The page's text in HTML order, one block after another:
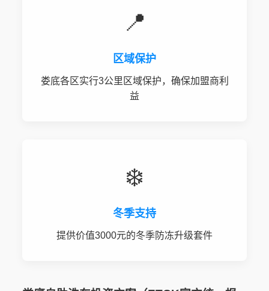
📍
区域保护
娄底各区实行3公里区域保护，确保加盟商利
益
❄️
冬季支持
提供价值3000元的冬季防冻升级套件